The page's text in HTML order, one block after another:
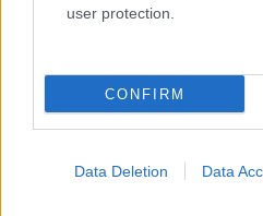
user protection.
CONFIRM
Data Deletion Data